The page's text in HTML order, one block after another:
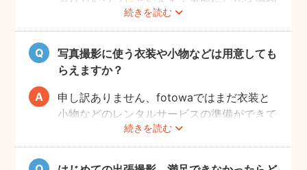
続きを読む
で撮りたいのかなどフォトグラファーとすり
合わせておくと、当日スムーズに撮影ができ
るのでおすすめです。
写真撮影に使う衣装や小物などは用意しても
らえますか？
続きを読む
申し訳ありません、fotowaではまだ衣装と
小物などのレンタルサービスの準備ができて
おりませんので、お客様ご自身にご用意をお
願いしております。